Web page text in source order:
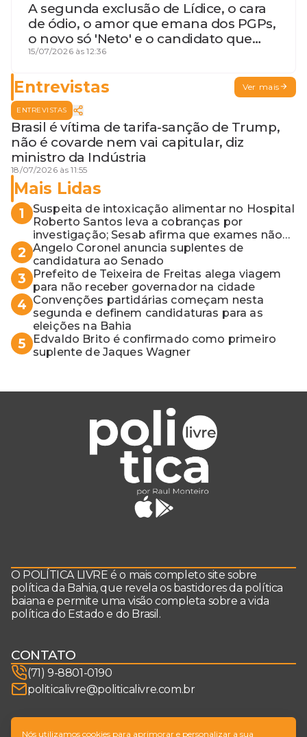
A segunda exclusão de Lídice, o cara
de ódio, o amor que emana dos PGPs,
o novo só 'Neto' e o candidato que
geme
15/07/2026 às 12:36
Entrevistas Ver mais
ENTREVISTAS
Brasil é vítima de tarifa-sanção de Trump,
não é covarde nem vai capitular, diz
ministro da Indústria
18/07/2026 às 11:55
Mais Lidas
1
Suspeita de intoxicação alimentar no Hospital
Roberto Santos leva a cobranças por
investigação; Sesab afirma que exames não
apontaram contaminação
2 Angelo Coronel anuncia suplentes de
candidatura ao Senado
3
Prefeito de Teixeira de Freitas alega viagem
para não receber governador na cidade
4 Convenções partidárias começam nesta
segunda e definem candidaturas para as
eleições na Bahia
5
Edvaldo Brito é confirmado como primeiro
suplente de Jaques Wagner
O POLÍTICA LIVRE é o mais completo site sobre
política da Bahia, que revela os bastidores da política
baiana e permite uma visão completa sobre a vida
política do Estado e do Brasil.
CONTATO
(71) 9-8801-0190
politicalivre@politicalivre.com.br
SIGA-NOS
Nós utilizamos cookies para aprimorar e personalizar a sua